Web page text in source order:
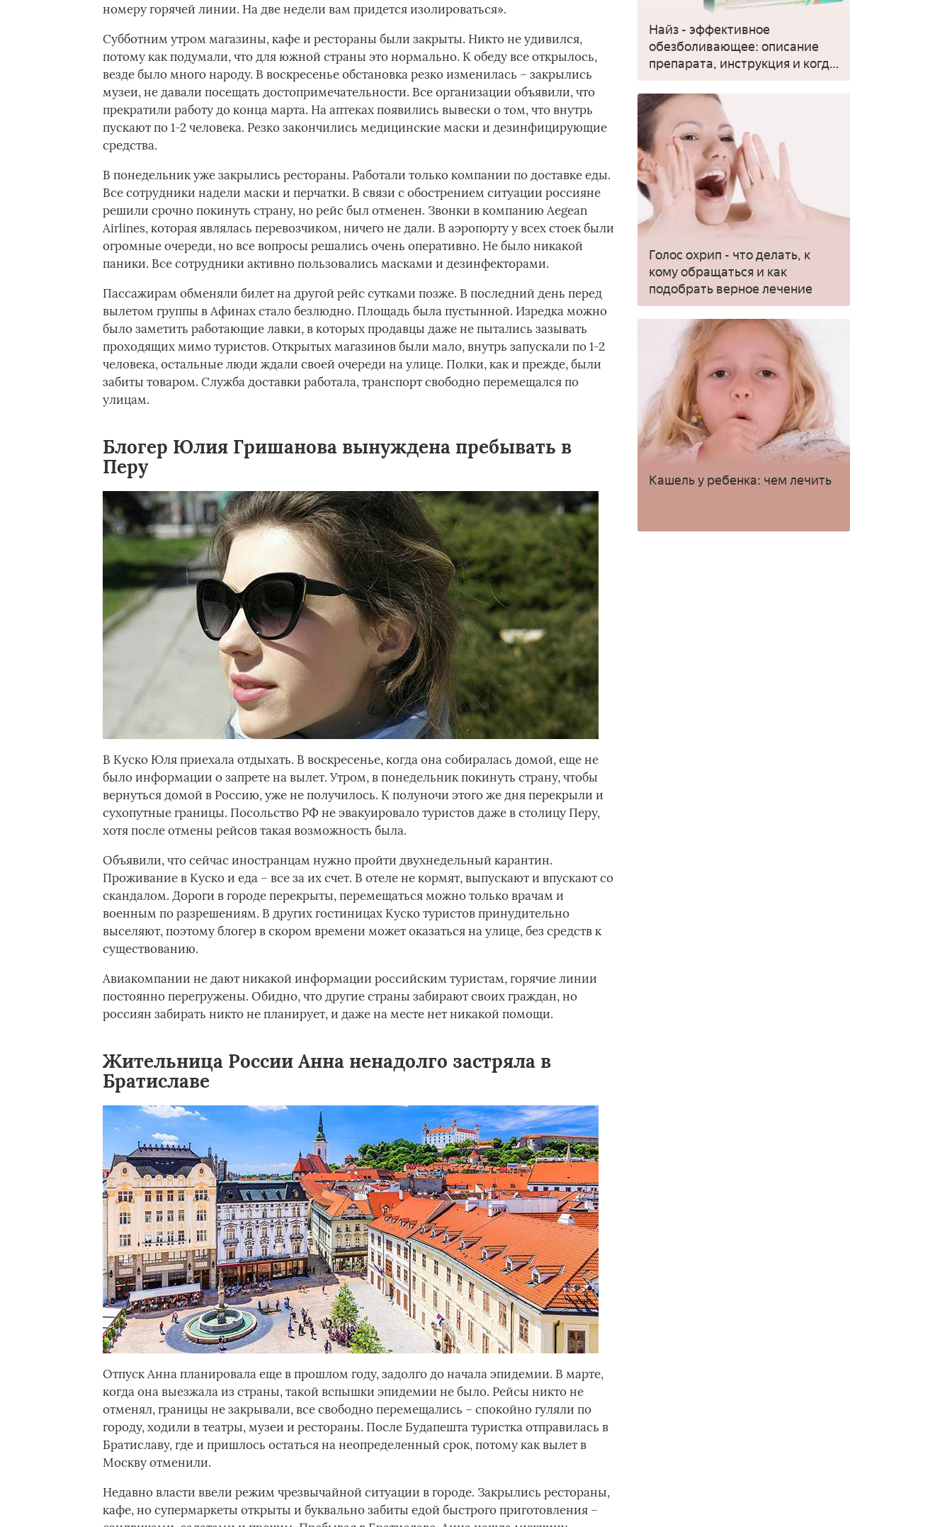
номеру горячей линии. На две недели вам придется изолироваться».
Субботним утром магазины, кафе и рестораны были закрыты. Никто не удивился,
потому как подумали, что для южной страны это нормально. К обеду все открылось,
везде было много народу. В воскресенье обстановка резко изменилась – закрылись
музеи, не давали посещать достопримечательности. Все организации объявили, что
прекратили работу до конца марта. На аптеках появились вывески о том, что внутрь
пускают по 1-2 человека. Резко закончились медицинские маски и дезинфицирующие
средства.
В понедельник уже закрылись рестораны. Работали только компании по доставке еды.
Все сотрудники надели маски и перчатки. В связи с обострением ситуации россияне
решили срочно покинуть страну, но рейс был отменен. Звонки в компанию Aegean
Airlines, которая являлась перевозчиком, ничего не дали. В аэропорту у всех стоек были
огромные очереди, но все вопросы решались очень оперативно. Не было никакой
паники. Все сотрудники активно пользовались масками и дезинфекторами.
Пассажирам обменяли билет на другой рейс сутками позже. В последний день перед
вылетом группы в Афинах стало безлюдно. Площадь была пустынной. Изредка можно
было заметить работающие лавки, в которых продавцы даже не пытались зазывать
проходящих мимо туристов. Открытых магазинов были мало, внутрь запускали по 1-2
человека, остальные люди ждали своей очереди на улице. Полки, как и прежде, были
забиты товаром. Служба доставки работала, транспорт свободно перемещался по
улицам.
Блогер Юлия Гришанова вынуждена пребывать в
Перу
В Куско Юля приехала отдыхать. В воскресенье, когда она собиралась домой, еще не
было информации о запрете на вылет. Утром, в понедельник покинуть страну, чтобы
вернуться домой в Россию, уже не получилось. К полуночи этого же дня перекрыли и
сухопутные границы. Посольство РФ не эвакуировало туристов даже в столицу Перу,
хотя после отмены рейсов такая возможность была.
Объявили, что сейчас иностранцам нужно пройти двухнедельный карантин.
Проживание в Куско и еда – все за их счет. В отеле не кормят, выпускают и впускают со
скандалом. Дороги в городе перекрыты, перемещаться можно только врачам и
военным по разрешениям. В других гостиницах Куско туристов принудительно
выселяют, поэтому блогер в скором времени может оказаться на улице, без средств к
существованию.
Авиакомпании не дают никакой информации российским туристам, горячие линии
постоянно перегружены. Обидно, что другие страны забирают своих граждан, но
россиян забирать никто не планирует, и даже на месте нет никакой помощи.
Жительница России Анна ненадолго застряла в
Братиславе
Отпуск Анна планировала еще в прошлом году, задолго до начала эпидемии. В марте,
когда она выезжала из страны, такой вспышки эпидемии не было. Рейсы никто не
отменял, границы не закрывали, все свободно перемещались – спокойно гуляли по
городу, ходили в театры, музеи и рестораны. После Будапешта туристка отправилась в
Братиславу, где и пришлось остаться на неопределенный срок, потому как вылет в
Москву отменили.
Недавно власти ввели режим чрезвычайной ситуации в городе. Закрылись рестораны,
кафе, но супермаркеты открыты и буквально забиты едой быстрого приготовления –
Найз - эффективное
обезболивающее: описание
препарата, инструкция и когда
применять
Голос охрип - что делать, к
кому обращаться и как
подобрать верное лечение
Кашель у ребенка: чем лечить